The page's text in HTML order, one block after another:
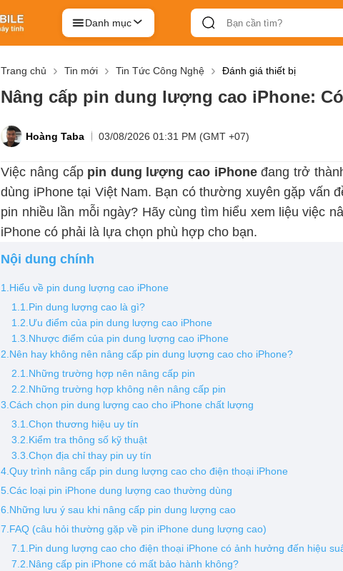
Danh mục
Trang chủ Tin mới Tin Tức Công Nghệ Đánh giá thiết bị
Nâng cấp pin dung lượng cao iPhone:
Hoàng Taba 03/08/2026 01:31 PM (GMT +07)
Việc nâng cấppin dung lượng cao iPhoneđang trở
dùng iPhone tại Việt Nam. Bạn có thường xuyên gặp vấn
pin nhiều lần mỗi ngày? Hãy cùng tìm hiểu xem liệu việc
iPhone có phải là lựa chọn phù hợp cho bạn.
Nội dung chính
1.Hiểu về pin dung lượng cao iPhone
1.1.Pin dung lượng cao là gì?
1.2.Ưu điểm của pin dung lượng cao iPhone
1.3.Nhược điểm của pin dung lượng cao iPhone
2.Nên hay không nên nâng cấp pin dung lượng cao cho iPhone?
2.1.Những trường hợp nên nâng cấp pin
2.2.Những trường hợp không nên nâng cấp pin
3.Cách chọn pin dung lượng cao cho iPhone chất lượng
3.1.Chọn thương hiệu uy tín
3.2.Kiểm tra thông số kỹ thuật
3.3.Chọn địa chỉ thay pin uy tín
4.Quy trình nâng cấp pin dung lượng cao cho điện thoại iPhone
5.Các loại pin iPhone dung lượng cao thường dùng
6.Những lưu ý sau khi nâng cấp pin dung lượng cao
7.FAQ (câu hỏi thường gặp về pin iPhone dung lượng cao)
7.1.Pin dung lượng cao cho điện thoại iPhone có ảnh hưởng đến hiệu
7.2.Nâng cấp pin iPhone có mất bảo hành không?